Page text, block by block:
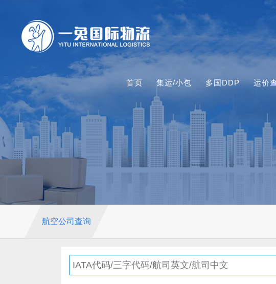
首页 集运/小包 多国DDP 运价
航空公司查询